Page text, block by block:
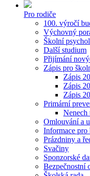
Pro rodiče
100. výročí
Výchovný
Školní
Další studium
Přijímání
Zápis pro
Zápis
Zápis
Zápis
Primární
Nenech
Omlouvání a
Informace
Prázdniny a
Svačiny
Sponzorské
Bezpečnostní